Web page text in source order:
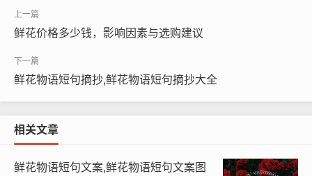
元素。鲜花也被用于商务场合，如开业庆典、公司年会
等，以表达祝福和敬意。鲜花物语不仅美化了我们的生
活，还增添了许多浪漫和温馨的色彩。
鲜花物语是一种情感表达的方式，通过赠送鲜花来传
递爱意、敬意或哀悼。，情人节时赠送玫瑰表达爱意，母
鲜花价格多少钱，影响因素与选购建议
鲜花物语短句摘抄,鲜花物语短句摘抄大全
相关文章
鲜花物语短句文案,鲜花物语短句文案图